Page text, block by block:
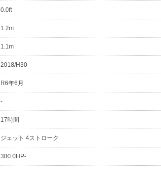
0.0ft
1.2m
1.1m
2018/H30
R6年6月
-
17時間
ジェット 4ストローク
300.0HP-